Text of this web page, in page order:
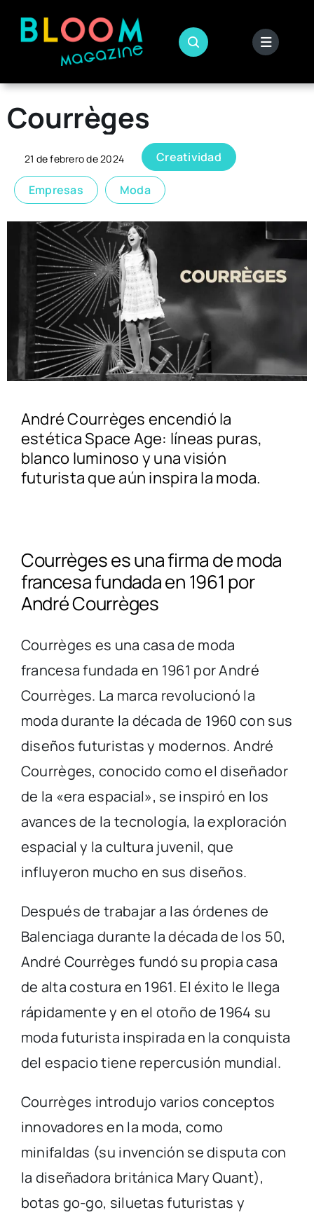
Courrèges
21 de febrero de 2024 Creatividad
Empresas Moda
André Courrèges encendió la
estética Space Age: líneas puras,
blanco luminoso y una visión
futurista que aún inspira la moda.
Courrèges es una firma de moda
francesa fundada en 1961 por
André Courrèges
Courrèges es una casa de moda
francesa fundada en 1961 por André
Courrèges. La marca revolucionó la
moda durante la década de 1960 con sus
diseños futuristas y modernos. André
Courrèges, conocido como el diseñador
de la «era espacial», se inspiró en los
avances de la tecnología, la exploración
espacial y la cultura juvenil, que
influyeron mucho en sus diseños.
Después de trabajar a las órdenes de
Balenciaga durante la década de los 50,
André Courrèges fundó su propia casa
de alta costura en 1961. El éxito le llega
rápidamente y en el otoño de 1964 su
moda futurista inspirada en la conquista
del espacio tiene repercusión mundial.
Courrèges introdujo varios conceptos
innovadores en la moda, como
minifaldas (su invención se disputa con
la diseñadora británica Mary Quant),
botas go-go, siluetas futuristas y